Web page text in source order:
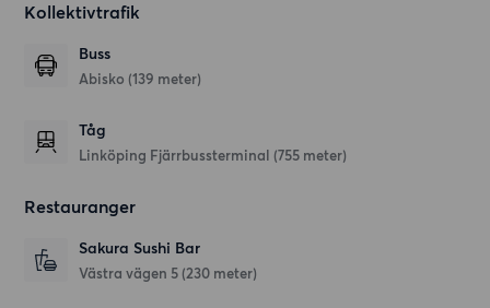
Kollektivtrafik
Buss
Abisko (139 meter)
Tåg
Linköping Fjärrbussterminal (755 meter)
Restauranger
Sakura Sushi Bar
Västra vägen 5 (230 meter)